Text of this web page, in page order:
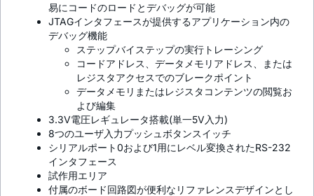
易にコードのロードとデバッグが可能
JTAGインタフェースが提供するアプリケーション内の
デバッグ機能
ステップバイステップの実行トレーシング
コードアドレス、データメモリアドレス、または
レジスタアクセスでのブレークポイント
データメモリまたはレジスタコンテンツの閲覧お
よび編集
3.3V電圧レギュレータ搭載(単一5V入力)
8つのユーザ入力プッシュボタンスイッチ
シリアルポート0および1用にレベル変換されたRS-232
インタフェース
試作用エリア
付属のボード回路図が便利なリファレンスデザインとし